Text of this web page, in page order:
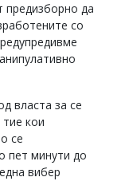
предизборно да
со
власта за се
тие кои
се
пет минути до
вибер